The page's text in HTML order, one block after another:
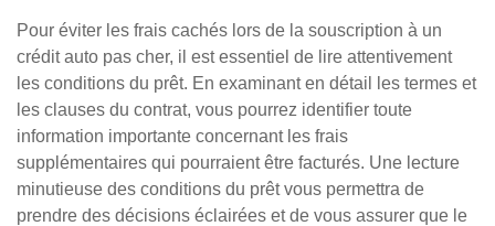
Pour éviter les frais cachés lors de la souscription à un
crédit auto pas cher, il est essentiel de lire attentivement
les conditions du prêt. En examinant en détail les termes et
les clauses du contrat, vous pourrez identifier toute
information importante concernant les frais
supplémentaires qui pourraient être facturés. Une lecture
minutieuse des conditions du prêt vous permettra de
prendre des décisions éclairées et de vous assurer que le